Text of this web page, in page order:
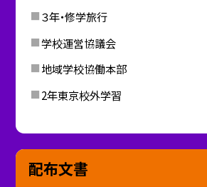
３年・修学旅行
学校運営協議会
地域学校協働本部
2年東京校外学習
配布文書